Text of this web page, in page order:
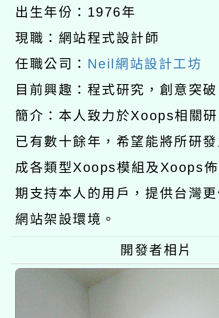
招)
本館辦理115年度閱讀
暨閱讀推動專業研習
科技賦能─人工智慧
礎課程
A3數位素養講師名單
「數位內容與教學軟體
pilot」
有關大陸委員會函釋公
薪期間赴陸應申請許可
轉知經濟部水利署委託
業技術研究院辦理「
用水績優單位及節水達
動」
115年8月22日(星期六
桃園市孔廟祈福系列
開 智慧啟航」
2026年桃園地景藝術
出生年份：1976年
現職：網站程式設計師
任職公司： Neil網站設計工坊
目前興趣：程式研究，創意突
簡介：本人致力於Xoops相關
已有數十餘年，希望能將所研
成各類型Xoops模組及Xoops
期支持本人的用戶，提供台灣
網站架設環境。
開發者相片